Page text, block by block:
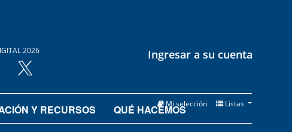
2026
Mi selección Listas
Ingresar a su cuenta
Y RECURSOS QUÉ HACEMOS